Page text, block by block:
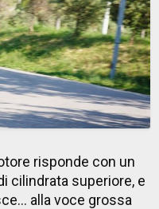
risponde con un
cilindrata superiore, e
alla voce grossa